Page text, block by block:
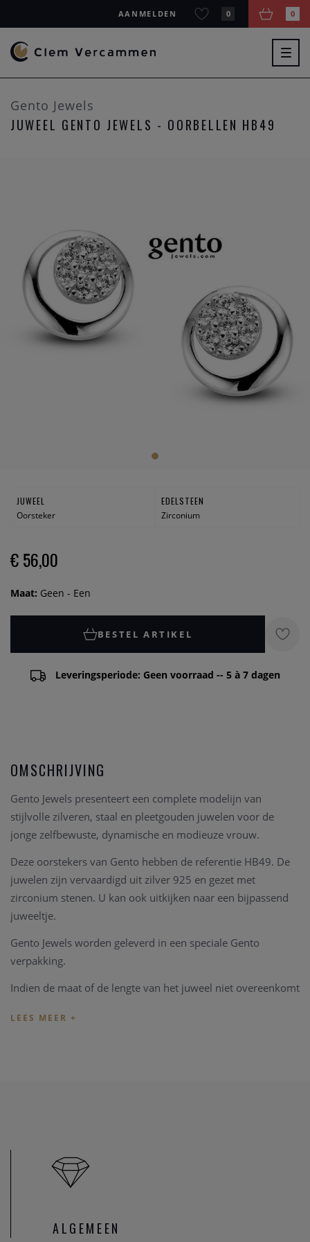
AANMELDEN 0 0
Gento Jewels
JUWEEL GENTO JEWELS - OORBELLEN HB49
JUWEEL
Oorsteker
EDELSTEEN
Zirconium
€ 56,00
Maat: Geen - Een
BESTEL ARTIKEL
Leveringsperiode: Geen voorraad -- 5 à 7 dagen
OMSCHRIJVING
Gento Jewels presenteert een complete modelijn van
stijlvolle zilveren, staal en pleetgouden juwelen voor de
jonge zelfbewuste, dynamische en modieuze vrouw.
Deze oorstekers van Gento hebben de referentie HB49. De
juwelen zijn vervaardigd uit zilver 925 en gezet met
zirconium stenen. U kan ook uitkijken naar een bijpassend
juweeltje.
Gento Jewels worden geleverd in een speciale Gento
verpakking.
Indien de maat of de lengte van het juweel niet overeenkomt
onze juweel atelier
ALGEMEEN